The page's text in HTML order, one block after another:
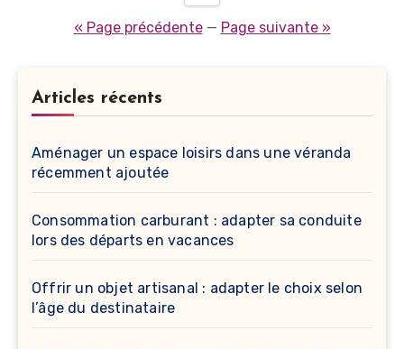
publications
« Page précédente— Page suivante »
Articles récents
Aménager un espace loisirs dans une véranda
récemment ajoutée
Consommation carburant : adapter sa conduite
lors des départs en vacances
Offrir un objet artisanal : adapter le choix selon
l’âge du destinataire